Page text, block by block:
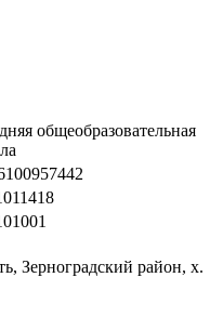
общеобразовательная
Зерноградский район, х.